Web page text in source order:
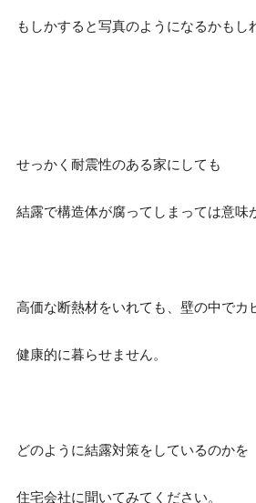
もしかすると写真のようになるかもし
せっかく耐震性のある家にしても
結露で構造体が腐ってしまっては意味
高価な断熱材をいれても、壁の中でカ
健康的に暮らせません。
どのように結露対策をしているのかを
住宅会社に聞いてみてください。